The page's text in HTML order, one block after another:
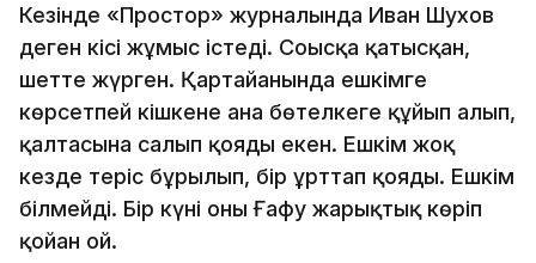
Кезінде «Простор» журналында Иван Шухов
деген кісі жұмыс істеді. Соғысқа қатысқан,
шетте жүрген. Қартайғанында ешкімге
көрсетпей кішкене ғана бөтелкеге құйып алып,
қалтасына салып қояды екен. Ешкім жоқ
кезде теріс бұрылып, бір ұрттап қояды. Ешкім
білмейді. Бір күні оны Ғафу жарықтық көріп
қойған ғой.